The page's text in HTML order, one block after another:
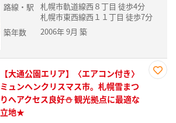
路線・駅
札幌市軌道線西８丁目 徒歩4分
札幌市東西線西１１丁目 徒歩7分
築年数
2006年 9月 築
【大通公園エリア】〈エアコン付き〉
ミュンヘンクリスマス市。札幌雪まつ
りへアクセス良好⛄ 観光拠点に最適な
立地★